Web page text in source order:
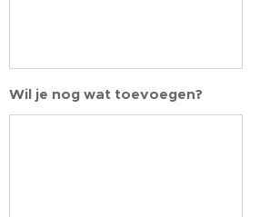
Wil je nog wat toevoegen?